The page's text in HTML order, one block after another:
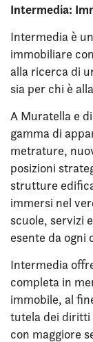
Intermedia:
Intermedia è
immobiliare
alla ricerca di
sia per chi è
A Muratella e
gamma di
metrature,
posizioni
strutture
immersi nel
scuole, servizi
esente da ogni
Intermedia
completa in
immobile, al
tutela dei diritti
con maggiore